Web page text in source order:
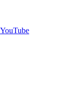
YouTube